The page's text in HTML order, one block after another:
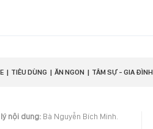
TIÊU DÙNG ĂN NGON TÂM SỰ - GIA ĐÌNH
nội dung: Bà Nguyễn Bích Minh.